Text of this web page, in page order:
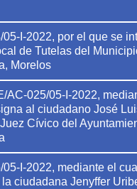
I-2022, por el que se
de Tutelas del
Morelos
AC-025/05-I-2022,
al ciudadano José
Cívico del
05-I-2022, mediante el
ciudadana Jenyffer